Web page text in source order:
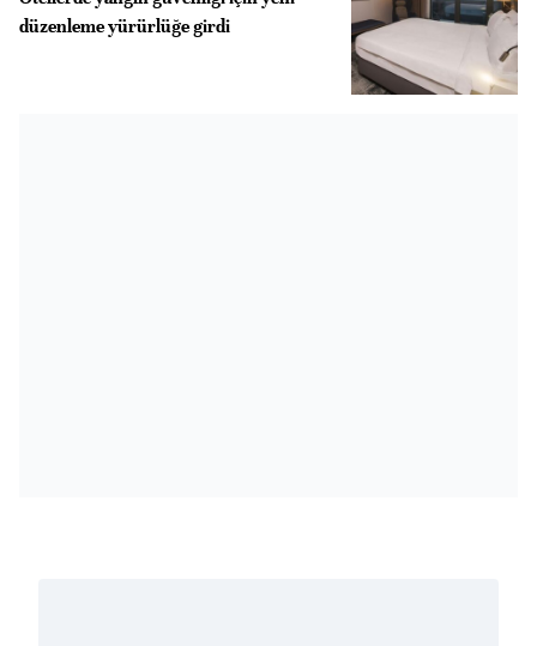
düzenleme yürürlüğe girdi